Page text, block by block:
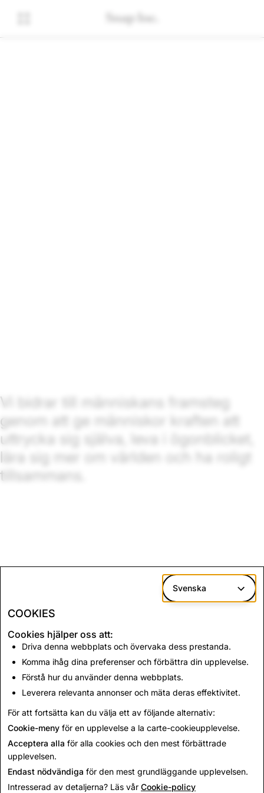
Vi bidrar till människans framsteg
genom att ge människor kraften att
uttrycka sig själva, leva i ögonblicket,
lära sig mer om världen och ha roligt
tillsammans.
Svenska
COOKIES
Cookies hjälper oss att:
Driva denna webbplats och övervaka dess prestanda.
Komma ihåg dina preferenser och förbättra din upplevelse.
Förstå hur du använder denna webbplats.
Leverera relevanta annonser och mäta deras effektivitet.
För att fortsätta kan du välja ett av följande alternativ:
Cookie-meny för en upplevelse a la carte-cookieupplevelse.
Acceptera alla för alla cookies och den mest förbättrade
upplevelsen.
Endast nödvändiga för den mest grundläggande upplevelsen.
Intresserad av detaljerna? Läs vår Cookie-policy